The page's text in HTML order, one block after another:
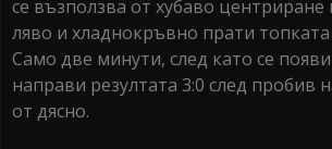
се възползва от хубаво центриране
ляво и хладнокръвно прати
Само две минути, след като се
направи резултата 3:0 след пробив
от дясно.